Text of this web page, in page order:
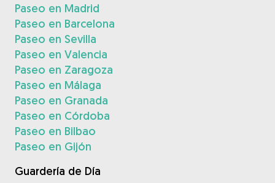
Paseo en Madrid
Paseo en Barcelona
Paseo en Sevilla
Paseo en Valencia
Paseo en Zaragoza
Paseo en Málaga
Paseo en Granada
Paseo en Córdoba
Paseo en Bilbao
Paseo en Gijón
Guardería de Día